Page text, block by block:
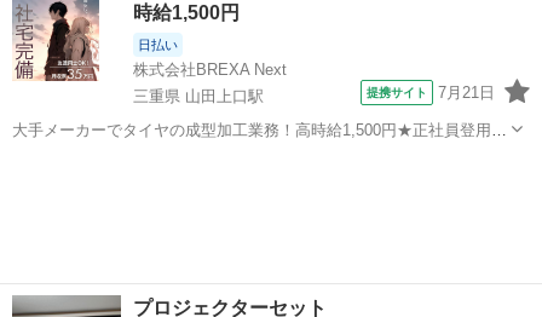
リモコン
時給1,500円
日払い
株式会社BREXA Next
三重県 山田上口駅
提携サイト 7月21日
大手メーカーでタイヤの成型加工業務！高時給1,500円★正社員登用制
プロジェクターセット